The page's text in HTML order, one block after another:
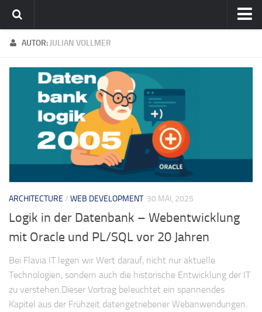
Home
flavia-it.de
AUTOR: JULIAN VOLLMER
ARCHITECTURE / WEB DEVELOPMENT 30 MAI, 2025
Logik in der Datenbank – Webentwicklung
mit Oracle und PL/SQL vor 20 Jahren
Bei Flavia IT legen wir Wert darauf, nicht nur aktuelle
Technologien, sondern auch die historische Entwicklung der IT
zu verstehen.Dieser Vortrag beleuchtet ein spannendes
Kapitel aus der Frühzeit datengetriebener Webanwendungen.